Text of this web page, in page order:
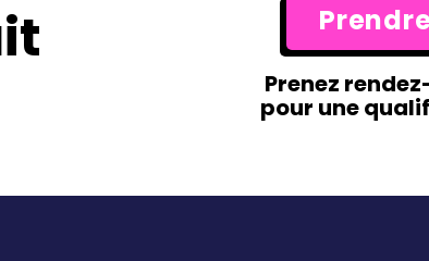
Prenez
pour une